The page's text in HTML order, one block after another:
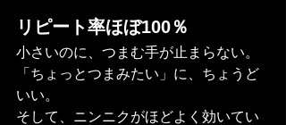
リピート率ほぼ100％
小さいのに、つまむ手が止まらない。
「ちょっとつまみたい」に、ちょうど
いい。
そして、ニンニクがほどよく効いてい